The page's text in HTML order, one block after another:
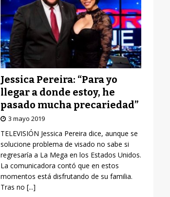
Jessica Pereira: “Para yo
llegar a donde estoy, he
pasado mucha precariedad”
3 mayo 2019
TELEVISIÓN Jessica Pereira dice, aunque se
solucione problema de visado no sabe si
regresaría a La Mega en los Estados Unidos.
La comunicadora contó que en estos
momentos está disfrutando de su familia.
Tras no [...]